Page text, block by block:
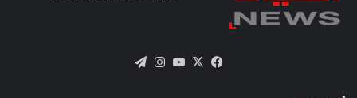
فيسبوك
X يوتيوبانستقرام